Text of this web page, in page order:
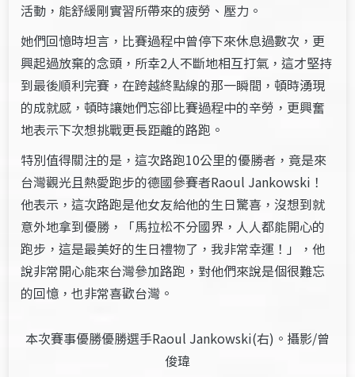
活動，能舒緩剛實習所帶來的疲勞、壓力。
她們回憶時坦言，比賽過程中曾停下來休息過數次，更
興起過放棄的念頭，所幸2人不斷地相互打氣，這才堅持
到最後順利完賽，在跨越終點線的那一瞬間，頓時湧現
的成就感，頓時讓她們忘卻比賽過程中的辛勞，更興奮
地表示下次想挑戰更長距離的路跑。
特別值得關注的是，這次路跑10公里的優勝者，竟是來
台灣觀光且熱愛跑步的德國參賽者Raoul Jankowski！
他表示，這次路跑是他女友給他的生日驚喜，沒想到就
意外地拿到優勝，「馬拉松不分國界，人人都能開心的
跑步，這是最美好的生日禮物了，我非常幸運！」，他
說非常開心能來台灣參加路跑，對他們來說是個很難忘
的回憶，也非常喜歡台灣。
本次賽事優勝優勝選手Raoul Jankowski(右)。攝影/曾
俊瑋